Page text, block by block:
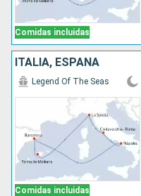
Comidas incluidas
ITALIA, ESPAÑA
Comidas incluidas
Legend Of The Seas